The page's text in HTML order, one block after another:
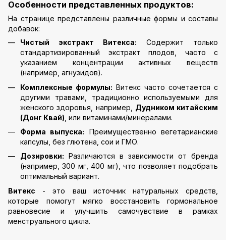
Особенности представленных продуктов:
На странице представлены различные формы и составы
добавок:
Чистый экстракт Витекса: Содержит только
стандартизированный экстракт плодов, часто с
указанием концентрации активных веществ
(например, агнузидов).
Комплексные формулы: Витекс часто сочетается с
другими травами, традиционно используемыми для
женского здоровья, например, Дудником китайским
(Донг Квай) , или витаминами/минералами.
Форма выпуска: Преимущественно вегетарианские
капсулы, без глютена, сои и ГМО.
Дозировки: Различаются в зависимости от бренда
(например, 300 мг, 400 мг), что позволяет подобрать
оптимальный вариант.
Витекс - это ваш источник натуральных средств,
которые помогут мягко восстановить гормональное
равновесие и улучшить самочувствие в рамках
менструального цикла.